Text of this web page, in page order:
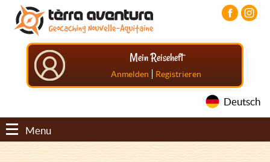
Direkt
zum
Inhalt
Aller
menu
principal
Aller
pied
Mein Reiseheft
Anmelden | Registrieren
Deutsch
Menu